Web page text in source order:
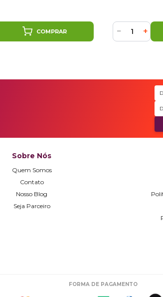
COMPRAR − +
Sobre Nós
Quem Somos
Contato
Nosso Blog
Seja Parceiro
FORMA DE PAGAMENTO